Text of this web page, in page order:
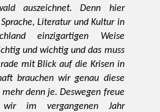
auszeichnet. Denn hier
Literatur und Kultur in
einzigartigen Weise
und wichtig und das muss
mit Blick auf die Krisen in
brauchen wir genau diese
denn je. Deswegen freue
im vergangenen Jahr